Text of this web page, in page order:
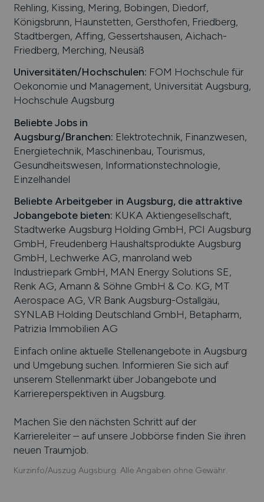
Rehling, Kissing, Mering, Bobingen, Diedorf,
Königsbrunn, Haunstetten, Gersthofen, Friedberg,
Stadtbergen, Affing, Gessertshausen, Aichach-
Friedberg, Merching, Neusäß
Universitäten/Hochschulen: FOM Hochschule für
Oekonomie und Management, Universität Augsburg,
Hochschule Augsburg
Beliebte Jobs in
Augsburg/Branchen: Elektrotechnik, Finanzwesen,
Energietechnik, Maschinenbau, Tourismus,
Gesundheitswesen, Informationstechnologie,
Einzelhandel
Beliebte Arbeitgeber in Augsburg, die attraktive
Jobangebote bieten: KUKA Aktiengesellschaft,
Stadtwerke Augsburg Holding GmbH, PCI Augsburg
GmbH, Freudenberg Haushaltsprodukte Augsburg
GmbH, Lechwerke AG, manroland web
Industriepark GmbH, MAN Energy Solutions SE,
Renk AG, Amann & Söhne GmbH & Co. KG, MT
Aerospace AG, VR Bank Augsburg-Ostallgäu,
SYNLAB Holding Deutschland GmbH, Betapharm,
Patrizia Immobilien AG
Einfach online aktuelle Stellenangebote in Augsburg
und Umgebung suchen. Informieren Sie sich auf
unserem Stellenmarkt über Jobangebote und
Karriereperspektiven in Augsburg.
Machen Sie den nächsten Schritt auf der
Karriereleiter – auf unsere Jobbörse finden Sie ihren
neuen Traumjob.
Kurzinfo/Auszug Augsburg. Alle Angaben ohne Gewähr.